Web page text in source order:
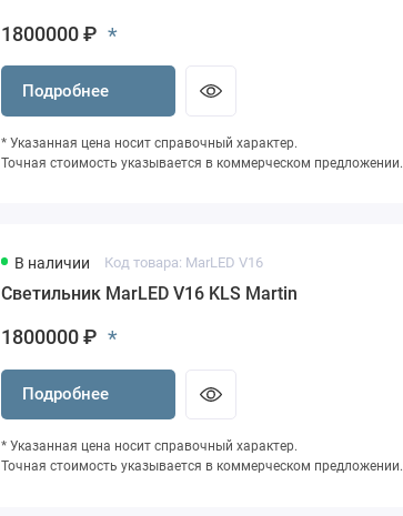
1800000 ₽ *
Подробнее
* Указанная цена носит справочный характер.
Точная стоимость указывается в коммерческом предложении.
В наличии Код товара: MarLED V16
Светильник MarLED V16 KLS Martin
1800000 ₽ *
Подробнее
* Указанная цена носит справочный характер.
Точная стоимость указывается в коммерческом предложении.